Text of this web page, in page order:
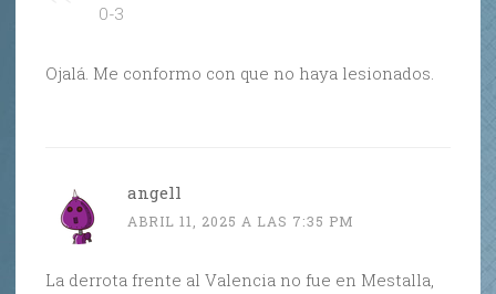
0-3
Ojalá. Me conformo con que no haya lesionados.
angell
ABRIL 11, 2025 A LAS 7:35 PM
La derrota frente al Valencia no fue en Mestalla,